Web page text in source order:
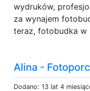
wydruków,
za wynajem
teraz, fotobudka w
Alina -
Dodano: 13 lat 4